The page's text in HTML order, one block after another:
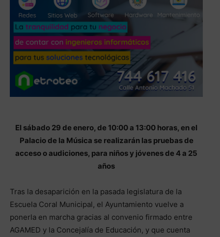
El sábado 29 de enero, de 10:00 a 13:00 horas, en el
Palacio de la Música se realizarán las pruebas de
acceso o audiciones, para niños y jóvenes de 4 a 25
años
Tras la desaparición en la pasada legislatura de la
Escuela Coral Municipal, el Ayuntamiento vuelve a
ponerla en marcha gracias al convenio firmado entre
AGAMED y la Concejalía de Educación, y que cuenta